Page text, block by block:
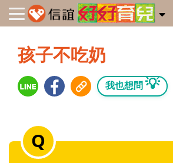
孩子不吃奶
我也想問 💡